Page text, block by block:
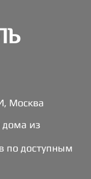
Москва
дома из
по доступным